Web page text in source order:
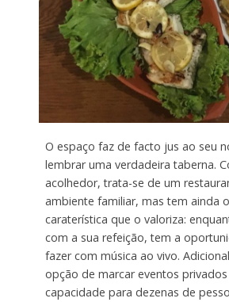
O espaço faz de facto jus ao seu
lembrar uma verdadeira taberna.
acolhedor, trata-se de um
ambiente familiar, mas tem ainda
caraterística que o valoriza:
com a sua refeição, tem a
fazer com música ao vivo.
opção de marcar eventos
capacidade para dezenas de